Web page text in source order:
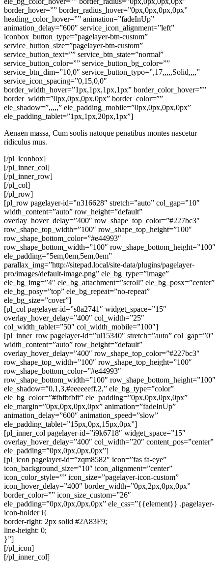
border_hover=”” border_radius_hover=”0px,0px,0px,0px”
heading_color_hover=”” animation=”fadeInUp”
animation_delay=”600″ service_icon_alignment=”left”
iconbox_button_type=”pagelayer-btn-custom”
service_button_size=”pagelayer-btn-custom”
service_button_text=”” service_btn_state=”normal”
service_button_color=”” service_button_bg_color=””
service_btn_dim=”10,0″ service_button_typo=”,17,,,,,Solid,,,,”
service_icon_spacing=”0,15,0,0″
border_width_hover=”1px,1px,1px,1px” border_color_hover=””
border_width=”0px,0px,0px,0px” border_color=””
ele_shadow=”,,,,,” ele_padding_mobile=”0px,0px,0px,0px”
ele_padding_tablet=”1px,1px,20px,1px”]
Aenaen massa, Cum soolis natoque penatibus montes nascetur
ridiculus mus.
[/pl_iconbox]
[/pl_inner_col]
[/pl_inner_row]
[/pl_col]
[/pl_row]
[pl_row pagelayer-id=”n316628″ stretch=”auto” col_gap=”10″
width_content=”auto” row_height=”default”
overlay_hover_delay=”400″ row_shape_top_color=”#227bc3″
row_shape_top_width=”100″ row_shape_top_height=”100″
row_shape_bottom_color=”#e44993″
row_shape_bottom_width=”100″ row_shape_bottom_height=”100″
ele_padding=”5em,0em,5em,0em”
parallax_img=”http://sitepad.local/site-data/plugins/pagelayer-
pro/images/default-image.png” ele_bg_type=”image”
ele_bg_img=”4″ ele_bg_attachment=”scroll” ele_bg_posx=”center”
ele_bg_posy=”top” ele_bg_repeat=”no-repeat”
ele_bg_size=”cover”]
[pl_col pagelayer-id=”s8a2741″ widget_space=”15″
overlay_hover_delay=”400″ col_width=”25″
col_width_tablet=”50″ col_width_mobile=”100″]
[pl_inner_row pagelayer-id=”ul15340″ stretch=”auto” col_gap=”0″
width_content=”auto” row_height=”default”
overlay_hover_delay=”400″ row_shape_top_color=”#227bc3″
row_shape_top_width=”100″ row_shape_top_height=”100″
row_shape_bottom_color=”#e44993″
row_shape_bottom_width=”100″ row_shape_bottom_height=”100″
ele_shadow=”0,1,3,#eeeeeeff,2,” ele_bg_type=”color”
ele_bg_color=”#fbfbfbff” ele_padding=”0px,0px,0px,0px”
ele_margin=”0px,0px,0px,0px” animation=”fadeInUp”
animation_delay=”600″ animation_speed=”slow”
ele_padding_tablet=”15px,0px,15px,0px”]
[pl_inner_col pagelayer-id=”i9k6718″ widget_space=”15″
overlay_hover_delay=”400″ col_width=”20″ content_pos=”center”
ele_padding=”0px,0px,0px,0px”]
[pl_icon pagelayer-id=”zqm8582″ icon=”fas fa-eye”
icon_background_size=”10″ icon_alignment=”center”
icon_color_style=”” icon_size=”pagelayer-icon-custom”
icon_hover_delay=”400″ border_width=”0px,2px,0px,0px”
border_color=”” icon_size_custom=”26″
ele_padding=”0px,0px,0px,0px” ele_css=”{{element}} .pagelayer-
icon-holder i{
border-right: 2px solid #2A83F9;
line-height: 0;
}”]
[/pl_icon]
[/pl_inner_col]